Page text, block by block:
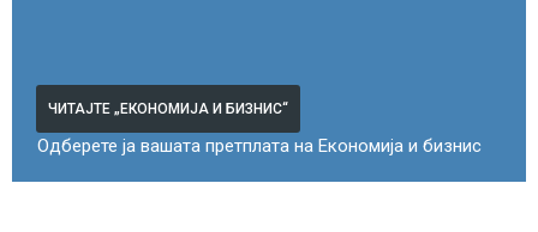
ЧИТАЈТЕ „ЕКОНОМИЈА И БИЗНИС“
Одберете ја вашата претплата на Економија и бизнис